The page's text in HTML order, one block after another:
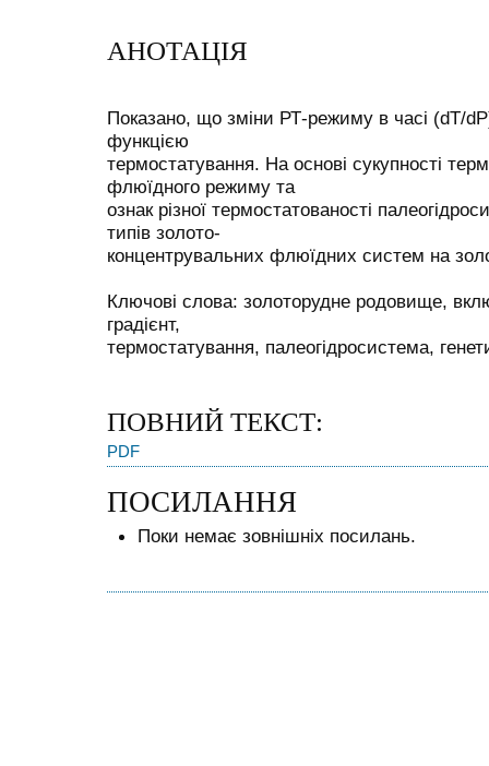
АНОТАЦІЯ
Показано, що зміни РТ-режиму в часі (dT/
функцією
термостатування. На основі сукупності
флюїдного режиму та
ознак різної термостатованості
типів золото-
концентрувальних флюїдних систем на
Ключові слова: золоторудне родовище,
градієнт,
термостатування, палеогідросистема,
ПОВНИЙ ТЕКСТ:
PDF
ПОСИЛАННЯ
Поки немає зовнішніх посилань.